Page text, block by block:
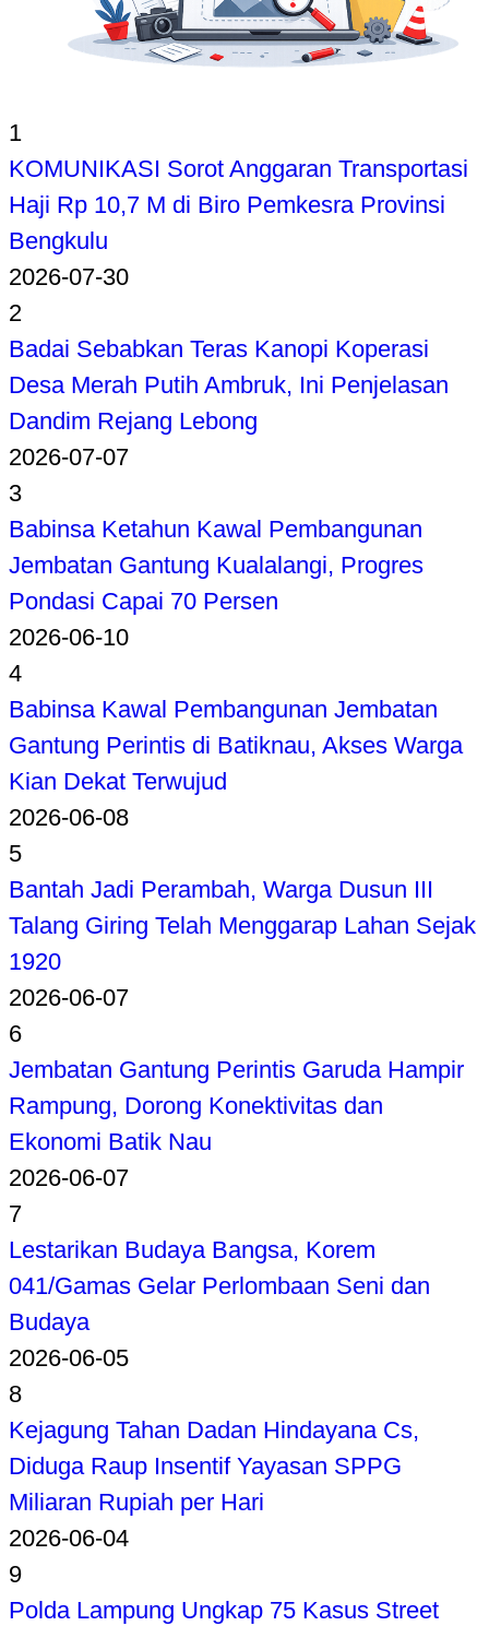
1
KOMUNIKASI Sorot Anggaran Transportasi
Haji Rp 10,7 M di Biro Pemkesra Provinsi
Bengkulu
2026-07-30
2
Badai Sebabkan Teras Kanopi Koperasi
Desa Merah Putih Ambruk, Ini Penjelasan
Dandim Rejang Lebong
2026-07-07
3
Babinsa Ketahun Kawal Pembangunan
Jembatan Gantung Kualalangi, Progres
Pondasi Capai 70 Persen
2026-06-10
4
Babinsa Kawal Pembangunan Jembatan
Gantung Perintis di Batiknau, Akses Warga
Kian Dekat Terwujud
2026-06-08
5
Bantah Jadi Perambah, Warga Dusun III
Talang Giring Telah Menggarap Lahan Sejak
1920
2026-06-07
6
Jembatan Gantung Perintis Garuda Hampir
Rampung, Dorong Konektivitas dan
Ekonomi Batik Nau
2026-06-07
7
Lestarikan Budaya Bangsa, Korem
041/Gamas Gelar Perlombaan Seni dan
Budaya
2026-06-05
8
Kejagung Tahan Dadan Hindayana Cs,
Diduga Raup Insentif Yayasan SPPG
Miliaran Rupiah per Hari
2026-06-04
9
Polda Lampung Ungkap 75 Kasus Street